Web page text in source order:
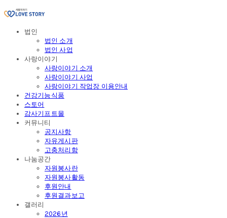
법인
법인 소개
법인 사업
사랑이야기
사랑이야기 소개
사랑이야기 사업
사랑이야기 작업장 이용안내
건강기능식품
스토어
감사기프트몰
커뮤니티
공지사항
자유게시판
고충처리함
나눔공간
자원봉사란
자원봉사활동
후원안내
후원결과보고
갤러리
2026년